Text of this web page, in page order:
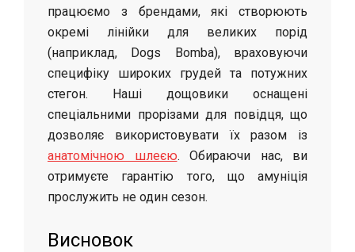
працюємо з брендами, які створюють
окремі лінійки для великих порід
(наприклад, Dogs Bomba), враховуючи
специфіку широких грудей та потужних
стегон. Наші дощовики оснащені
спеціальними прорізами для повідця, що
дозволяє використовувати їх разом із
анатомічною шлеєю. Обираючи нас, ви
отримуєте гарантію того, що амуніція
прослужить не один сезон.
Висновок